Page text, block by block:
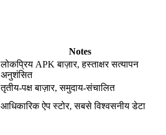
Notes
लोकप्रिय APK बाज़ार, हस्ताक्षर सत्यापन
अनुशंसित
तृतीय-पक्ष बाज़ार, समुदाय-संचालित
आधिकारिक ऐप स्टोर, सबसे विश्वसनीय डेटा